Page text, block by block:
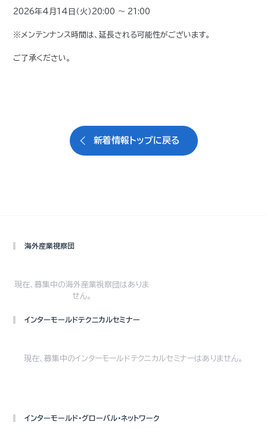
2026年4月14日（火）20:00 ～ 21:00
※メンテンナンス時間は、延長される可能性がございます。
ご了承ください。
新着情報トップに戻る
海外産業視察団
現在、募集中の海外産業視察団はありま
せん。
インターモールドテクニカルセミナー
現在、募集中のインターモールドテクニカルセミナーはありません。
インターモールド・グローバル・ネットワーク